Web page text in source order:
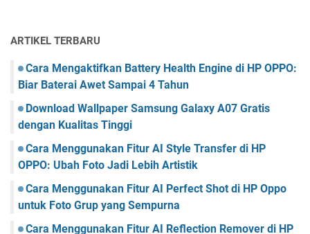
ARTIKEL TERBARU
Cara Mengaktifkan Battery Health Engine di HP OPPO:
Biar Baterai Awet Sampai 4 Tahun
Download Wallpaper Samsung Galaxy A07 Gratis
dengan Kualitas Tinggi
Cara Menggunakan Fitur AI Style Transfer di HP
OPPO: Ubah Foto Jadi Lebih Artistik
Cara Menggunakan Fitur AI Perfect Shot di HP Oppo
untuk Foto Grup yang Sempurna
Cara Menggunakan Fitur AI Reflection Remover di HP